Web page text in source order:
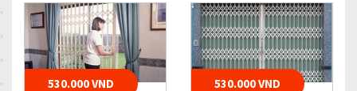
530.000 VND 530.000 VND